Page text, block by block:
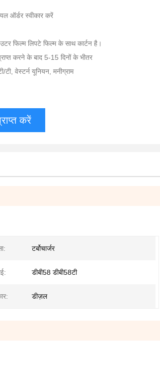
ऑर्डर स्वीकार करें
फिल्म लिपटे फिल्म के साथ कार्टन है।
करने के बाद 5-15 दिनों के भीतर
टी, वेस्टर्न यूनियन, मनीग्राम
करें
टर्बोचार्जर
डीबी58 डीबी58टी
डीज़ल